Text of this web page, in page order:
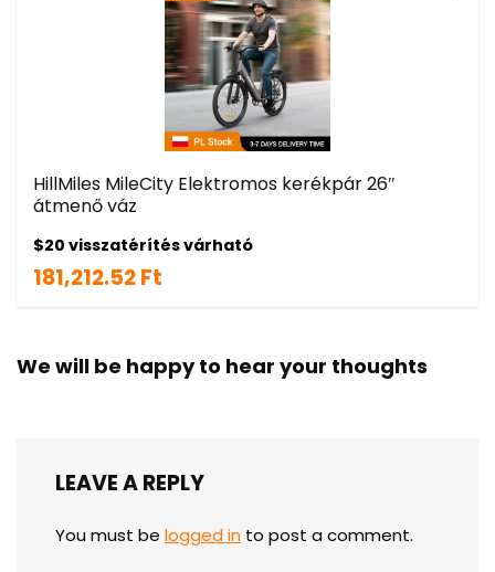
HillMiles MileCity Elektromos kerékpár 26″
átmenő váz
$20 visszatérítés várható
181,212.52 Ft
We will be happy to hear your thoughts
LEAVE A REPLY
You must be logged in to post a comment.